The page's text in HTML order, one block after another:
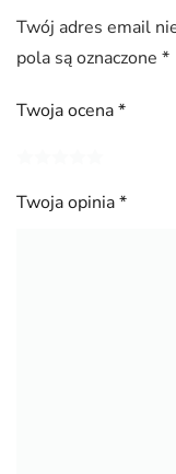
Twój adres email
pola są oznaczone *
Twoja ocena*
Twoja opinia*